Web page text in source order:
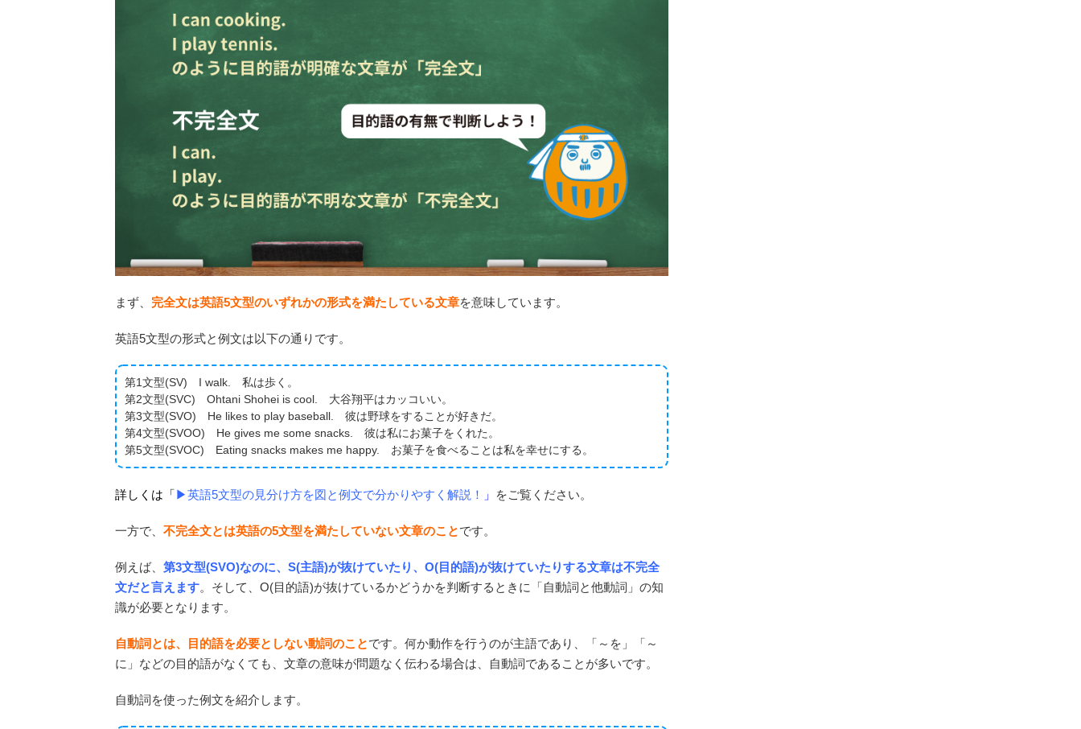
まず、 完全文は英語5文型のいずれかの形式を満たしている文章を意味しています。
英語5文型の形式と例文は以下の通りです。
第1文型(SV) I walk. 私は歩く。
第2文型(SVC) Ohtani Shohei is cool. 大谷翔平はカッコいい。
第3文型(SVO) He likes to play baseball. 彼は野球をすることが好きだ。
第4文型(SVOO) He gives me some snacks. 彼は私にお菓子をくれた。
第5文型(SVOC) Eating snacks makes me happy. お菓子を食べることは私を幸せにする。
詳しくは「▶︎英語5文型の見分け方を図と例文で分かりやすく解説！ 」 をご覧ください。
一方で、 不完全文とは英語の5文型を満たしていない文章のことです。
例えば、 第3文型(SVO)なのに、S(主語)が抜けていたり、O(目的語)が抜けていたりする文章は不完全
文だと言えます。そして、O(目的語)が抜けているかどうかを判断するときに「自動詞と他動詞」の知
識が必要となります。
自動詞とは、目的語を必要としない動詞のことです。何か動作を行うのが主語であり、「～を」「～
に」などの目的語がなくても、文章の意味が問題なく伝わる場合は、自動詞であることが多いです。
自動詞を使った例文を紹介します。